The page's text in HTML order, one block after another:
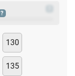
?
130
135